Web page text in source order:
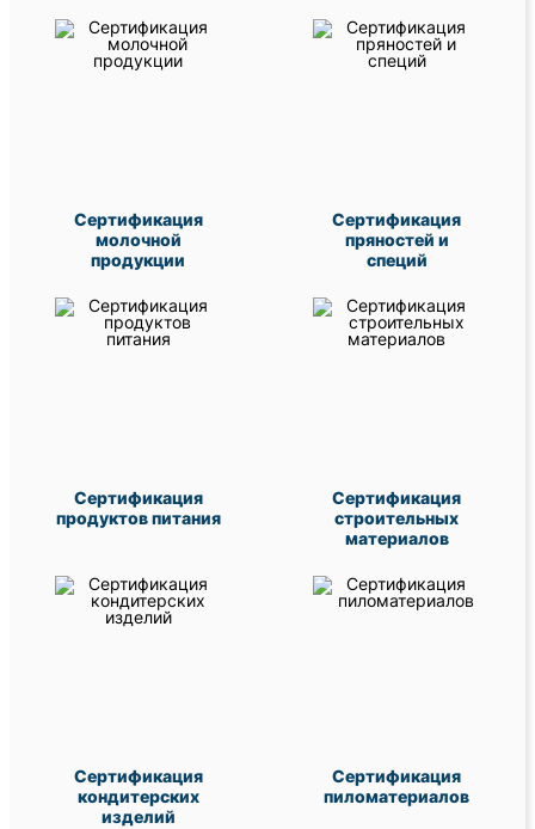
Сертификация
молочной
продукции
Сертификация
пряностей и
специй
Сертификация
продуктов питания
Сертификация
строительных
материалов
Сертификация
кондитерских
изделий
Сертификация
пиломатериалов